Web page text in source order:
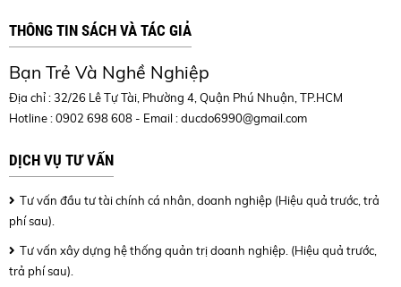
THÔNG TIN SÁCH VÀ TÁC GIẢ
Bạn Trẻ Và Nghề Nghiệp
Địa chỉ : 32/26 Lê Tự Tài, Phường 4, Quận Phú Nhuận, TP.HCM
Hotline : 0902 698 608 - Email :ducdo6990@gmail.com
DỊCH VỤ TƯ VẤN
Tư vấn đầu tư tài chính cá nhân, doanh nghiệp (Hiệu quả trước, trả
phí sau).
Tư vấn xây dựng hệ thống quản trị doanh nghiệp. (Hiệu quả trước,
trả phí sau).